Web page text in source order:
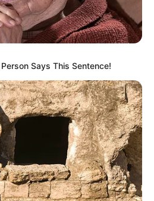
Says This Sentence!